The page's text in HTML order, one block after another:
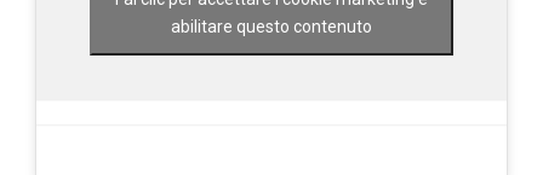
abilitare questo contenuto